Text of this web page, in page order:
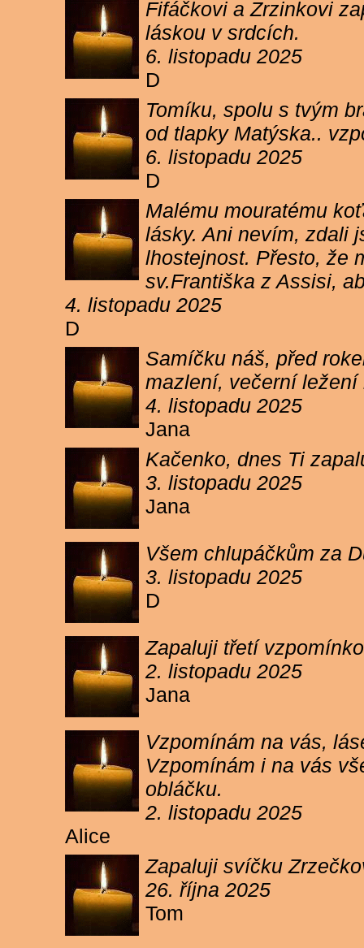
Fifáčkovi a Zrzinkovi
láskou v srdcích.
6. listopadu 2025
D
Tomíku, spolu s tvým
od tlapky Matýska..
6. listopadu 2025
D
Malému mouratému
lásky. Ani nevím, zdali
lhostejnost. Přesto, že
sv.Františka z Assisi,
4. listopadu 2025
D
Samíčku náš, před
mazlení, večerní
4. listopadu 2025
Jana
Kačenko, dnes Ti
3. listopadu 2025
Jana
Všem chlupáčkům za
3. listopadu 2025
D
Zapaluji třetí
2. listopadu 2025
Jana
Vzpomínám na vás,
Vzpomínám i na vás
obláčku.
2. listopadu 2025
Alice
Zapaluji svíčku
26. října 2025
Tom